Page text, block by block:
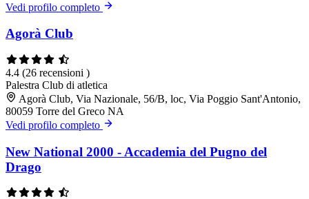
Vedi profilo completo
Agorà Club
4.4 (26 recensioni )
Palestra Club di atletica
Agorà Club, Via Nazionale, 56/B, loc, Via Poggio Sant'Antonio,
80059 Torre del Greco NA
Vedi profilo completo
New National 2000 - Accademia del Pugno del
Drago